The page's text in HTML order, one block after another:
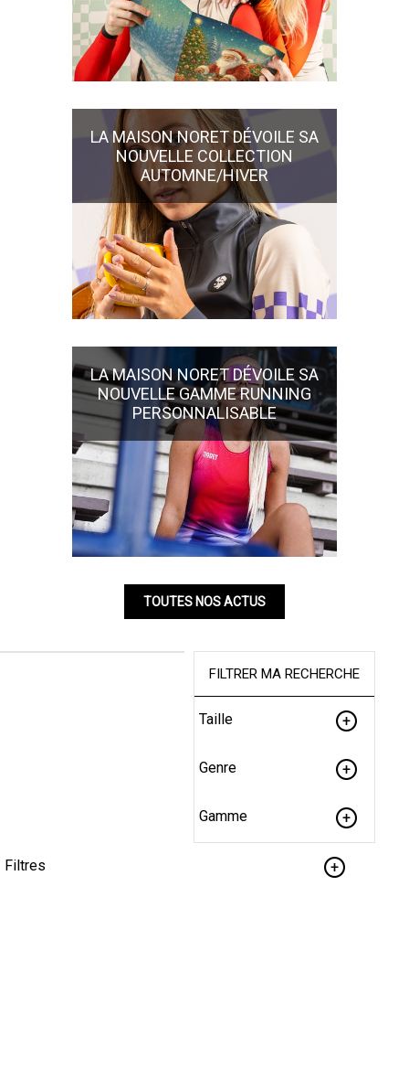
LA MAISON NORET DÉVOILE SA
NOUVELLE COLLECTION
AUTOMNE/HIVER
LA MAISON NORET DÉVOILE SA
NOUVELLE GAMME RUNNING
PERSONNALISABLE
TOUTES NOS ACTUS
FILTRER MA RECHERCHE
Taille
Genre
Gamme
Filtres